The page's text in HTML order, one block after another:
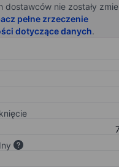
dostawców nie zostały
pełne zrzeczenie
dotyczące danych.